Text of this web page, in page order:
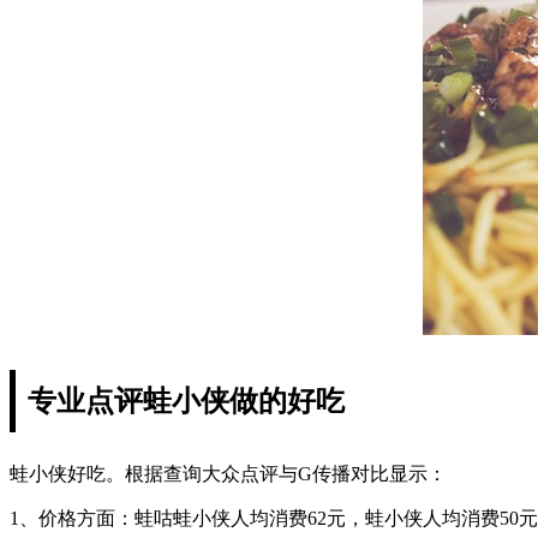
专业点评蛙小侠做的好吃
蛙小侠好吃。根据查询大众点评与G传播对比显示：
1、价格方面：蛙咕蛙小侠人均消费62元，蛙小侠人均消费50